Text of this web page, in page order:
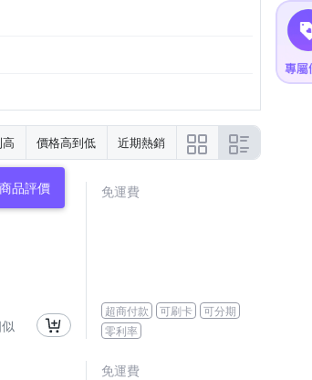
價格高到低 近期熱銷
品評價 免運費
超商付款 可刷卡
可分期
零利率
免運費